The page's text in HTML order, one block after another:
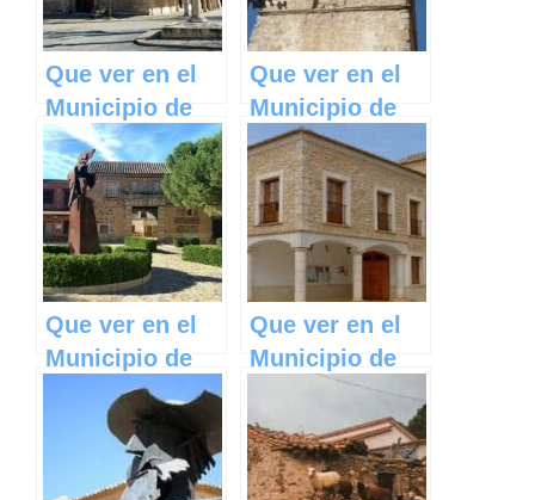
Que ver en el
Municipio de
Robledillo de
Mohernando en
Castilla La
Mancha
Que ver en el
Municipio de
Beamud en
Castilla La
Mancha
Que ver en el
Municipio de
Nambroca en
Castilla La
Mancha
Que ver en el
Municipio de
Mahora en
Castilla La
Mancha